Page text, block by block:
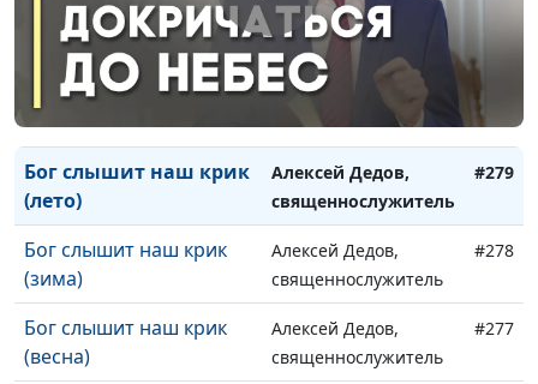
Настоящая вера (весна)
Алексей Дедов,
священнослужитель
Бог слышит наш крик
(осень)
Алексей Дедов,
священнослужитель
#280
Бог слышит наш крик
(лето)
Алексей Дедов,
священнослужитель
#279
Бог слышит наш крик
(зима)
Алексей Дедов,
священнослужитель
#278
Бог слышит наш крик
(весна)
Алексей Дедов,
священнослужитель
#277